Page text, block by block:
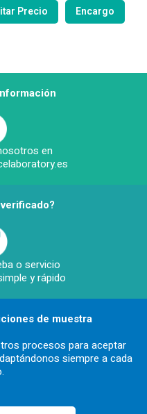
en
o servicio
y rápido
de muestra
procesos para aceptar
siempre a cada